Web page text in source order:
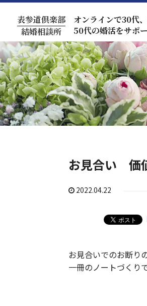
結婚相談所
表参道倶楽部
オンラインで30代、
50代の婚活をサポ
お見合い 価
2022.04.22
お見合いでのお断り
一冊のノートづくり